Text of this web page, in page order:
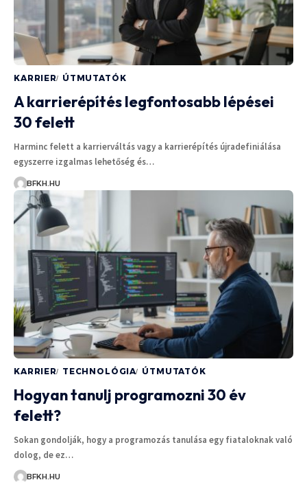
KARRIER ÚTMUTATÓK
A karrierépítés legfontosabb lépései
30 felett
Harminc felett a karrierváltás vagy a karrierépítés újradefiniálása
egyszerre izgalmas lehetőség és…
BFKH.HU
KARRIER TECHNOLÓGIA ÚTMUTATÓK
Hogyan tanulj programozni 30 év
felett?
Sokan gondolják, hogy a programozás tanulása egy fiataloknak való
dolog, de ez…
BFKH.HU